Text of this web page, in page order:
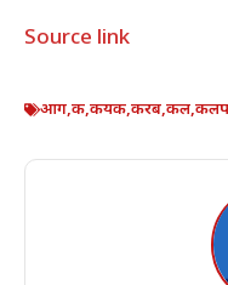
Source link
आग,क,कयक,करब,कल,